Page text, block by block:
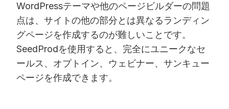
WordPressテーマや他のページビルダーの問題
点は、サイトの他の部分とは異なるランディン
グページを作成するのが難しいことです。
SeedProdを使用すると、完全にユニークなセ
ールス、オプトイン、ウェビナー、サンキュー
ページを作成できます。